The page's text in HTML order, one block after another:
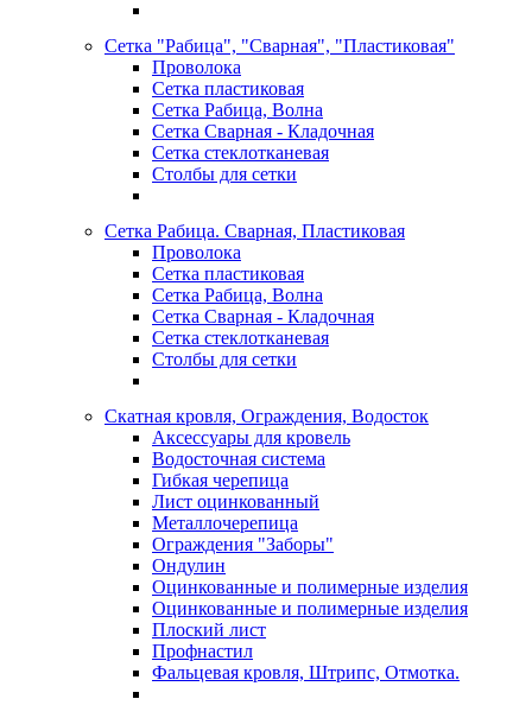
Сетка "Рабица", "Сварная", "Пластиковая"
Проволока
Сетка пластиковая
Сетка Рабица, Волна
Сетка Сварная - Кладочная
Сетка стеклотканевая
Столбы для сетки
Сетка Рабица. Сварная, Пластиковая
Проволока
Сетка пластиковая
Сетка Рабица, Волна
Сетка Сварная - Кладочная
Сетка стеклотканевая
Столбы для сетки
Скатная кровля, Ограждения, Водосток
Аксессуары для кровель
Водосточная система
Гибкая черепица
Лист оцинкованный
Металлочерепица
Ограждения "Заборы"
Ондулин
Оцинкованные и полимерные изделия
Оцинкованные и полимерные изделия
Плоский лист
Профнастил
Фальцевая кровля, Штрипс, Отмотка.